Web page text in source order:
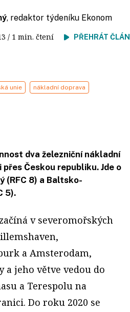
, redaktor týdeníku Ekonom
/ 1 min. čtení PŘEHRÁT
unie nákladní doprava
dva železniční nákladní
Českou republiku. Jde o
(RFC 8) a Baltsko-
5).
v severomořských
a Amsterodam,
a jeho větve vedou do
a Terespolu na
Do roku 2020 se